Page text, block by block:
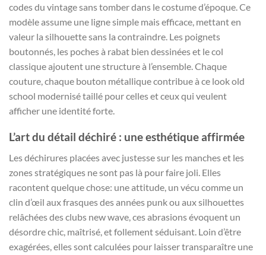
codes du vintage sans tomber dans le costume d’époque. Ce
modèle assume une ligne simple mais efficace, mettant en
valeur la silhouette sans la contraindre. Les poignets
boutonnés, les poches à rabat bien dessinées et le col
classique ajoutent une structure à l’ensemble. Chaque
couture, chaque bouton métallique contribue à ce look old
school modernisé taillé pour celles et ceux qui veulent
afficher une identité forte.
L’art du détail déchiré : une esthétique affirmée
Les déchirures placées avec justesse sur les manches et les
zones stratégiques ne sont pas là pour faire joli. Elles
racontent quelque chose: une attitude, un vécu comme un
clin d’œil aux frasques des années punk ou aux silhouettes
relâchées des clubs new wave, ces abrasions évoquent un
désordre chic, maîtrisé, et follement séduisant. Loin d’être
exagérées, elles sont calculées pour laisser transparaître une